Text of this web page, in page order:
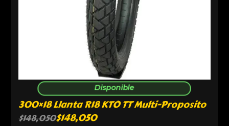
Disponible
300×18 Llanta R18 KTO TT Multi-Proposito
$148,050$148,050